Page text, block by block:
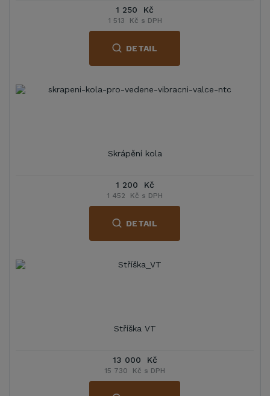
1 250 Kč
1 513 Kč s DPH
DETAIL
Skrápění kola
1 200 Kč
1 452 Kč s DPH
DETAIL
Stříška VT
13 000 Kč
15 730 Kč s DPH